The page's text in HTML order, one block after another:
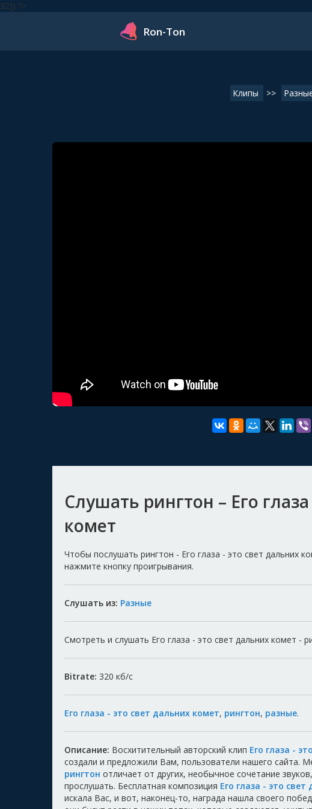
32]) ?>
Ron-Ton
Клипы >>
Слушать рингтон – Его
комет
Чтобы послушать рингтон - Его глаза - это свет дальних
нажмите кнопку проигрывания.
Слушать из: Разные
Смотреть и слушать Его глаза - это свет дальних комет -
Bitrate: 320 кб/с
Его глаза - это свет дальних комет, рингтон, разные.
Описание: Восхитительный авторский клип Его глаза -
создали и предложили Вам, пользователи нашего сайта.
рингтон отличает от других, необычное сочетание
прослушать. Бесплатная композиция Его глаза - это
искала Вас, и вот, наконец-то, награда нашла своего